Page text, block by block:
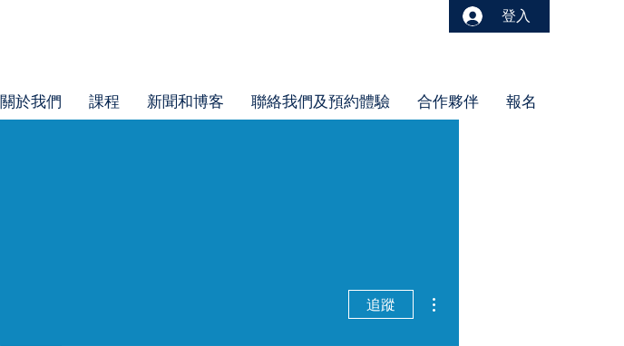
登入
關於我們 課程 新聞和博客 聯絡我們及預約體驗 合作夥伴 報名
追蹤